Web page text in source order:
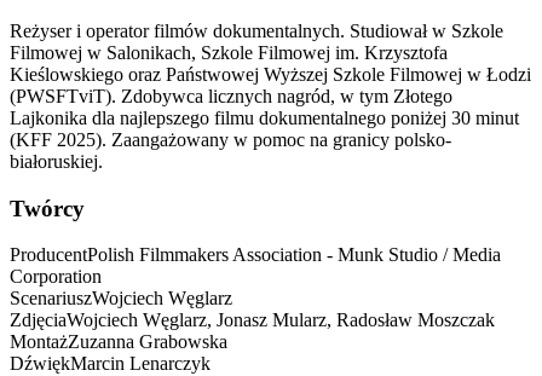
Reżyser i operator filmów dokumentalnych. Studiował w Szkole
Filmowej w Salonikach, Szkole Filmowej im. Krzysztofa
Kieślowskiego oraz Państwowej Wyższej Szkole Filmowej w Łodzi
(PWSFTviT). Zdobywca licznych nagród, w tym Złotego
Lajkonika dla najlepszego filmu dokumentalnego poniżej 30 minut
(KFF 2025). Zaangażowany w pomoc na granicy polsko-
białoruskiej.
Twórcy
ProducentPolish Filmmakers Association - Munk Studio / Media
Corporation
ScenariuszWojciech Węglarz
ZdjęciaWojciech Węglarz, Jonasz Mularz, Radosław Moszczak
MontażZuzanna Grabowska
DźwiękMarcin Lenarczyk